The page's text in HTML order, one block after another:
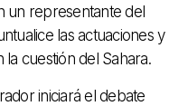
un representante del
las actuaciones y
cuestión del Sahara.
iniciará el debate